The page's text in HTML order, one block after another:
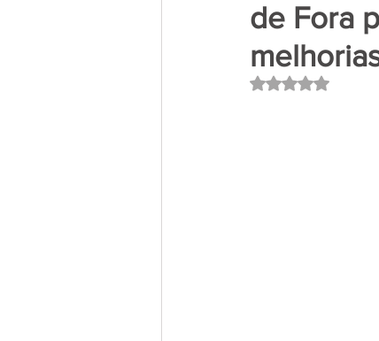
de Fora
Avaliado com